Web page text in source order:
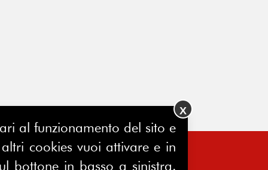
al funzionamento del sito e
cookies vuoi attivare e in
bottone in basso a sinistra.
X